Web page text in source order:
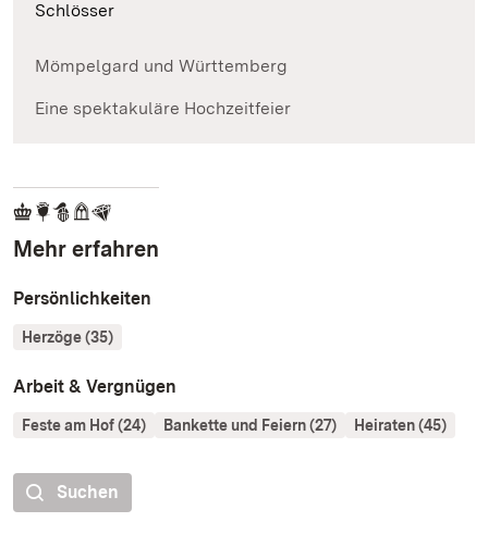
Schlösser
Mömpelgard und Württemberg
Eine spektakuläre Hochzeitfeier
Mehr erfahren
Persönlichkeiten
Herzöge (35)
Arbeit & Vergnügen
Feste am Hof (24) Bankette und Feiern (27) Heiraten (45)
Suchen